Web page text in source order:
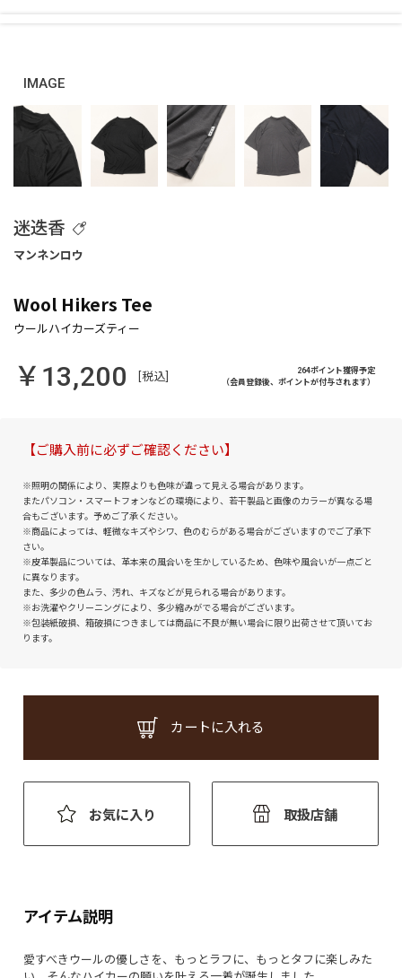
IMAGE
迷迭香
Wool Hikers Tee
￥13,200 [税込]
264ポイント獲得予定
（会員登録後、ポイントが付与されます）
【ご購入前に必ずご確認ください】
※照明の関係により、実際よりも色味が違って見える場合があります。
またパソコン・スマートフォンなどの環境により、若干製品と画像のカラーが異なる場
合もございます。予めご了承ください。
※商品によっては、軽微なキズやシワ、色のむらがある場合がございますのでご了承下
さい。
※皮革製品については、革本来の風合いを生かしているため、色味や風合いが一点ごと
に異なります。
また、多少の色ムラ、汚れ、キズなどが見られる場合があります。
※お洗濯やクリーニングにより、多少縮みがでる場合がございます。
※包装紙破損、箱破損につきましては商品に不良が無い場合に限り出荷させて頂いてお
ります。
カートに入れる
お気に入り 取扱店舗
アイテム説明
愛すべきウールの優しさを、もっとラフに、もっとタフに楽しみた